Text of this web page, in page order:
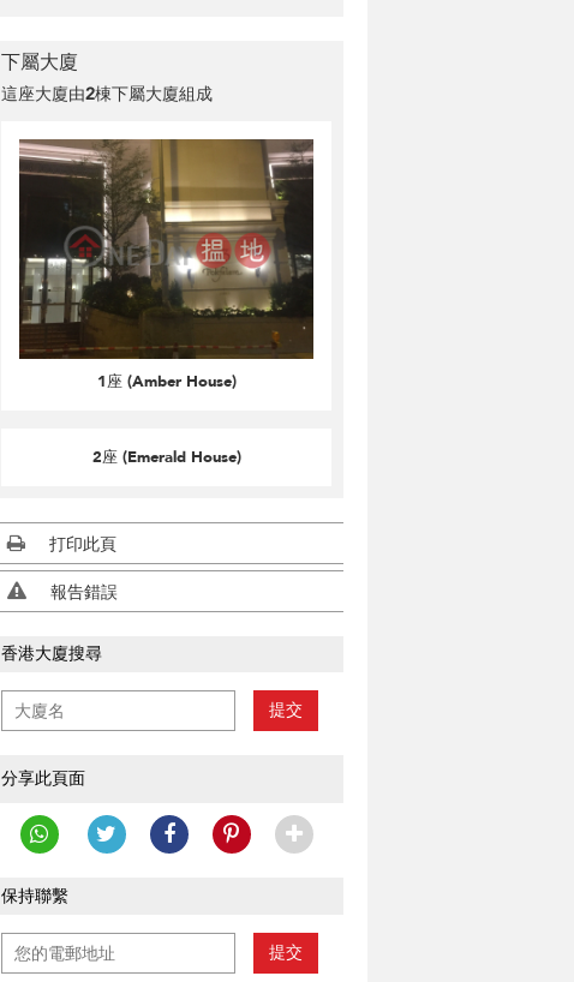
下屬大廈
這座大廈由2棟下屬大廈組成
1座 (Amber House)
2座 (Emerald House)
打印此頁
報告錯誤
香港大廈搜尋
提交
分享此頁面
保持聯繫
提交